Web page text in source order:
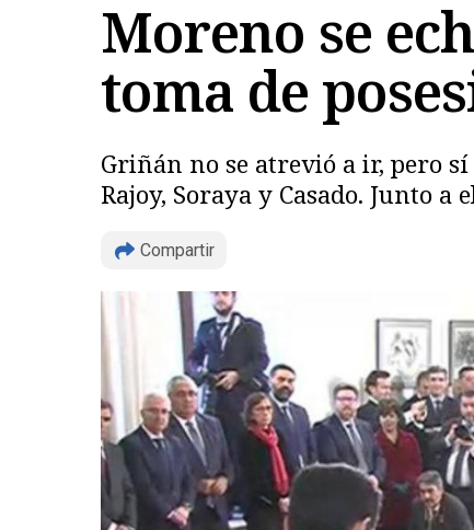
Moreno se
toma de
Griñán no se atrevió a ir, pero sí
Rajoy, Soraya y Casado. Junto a
Compartir